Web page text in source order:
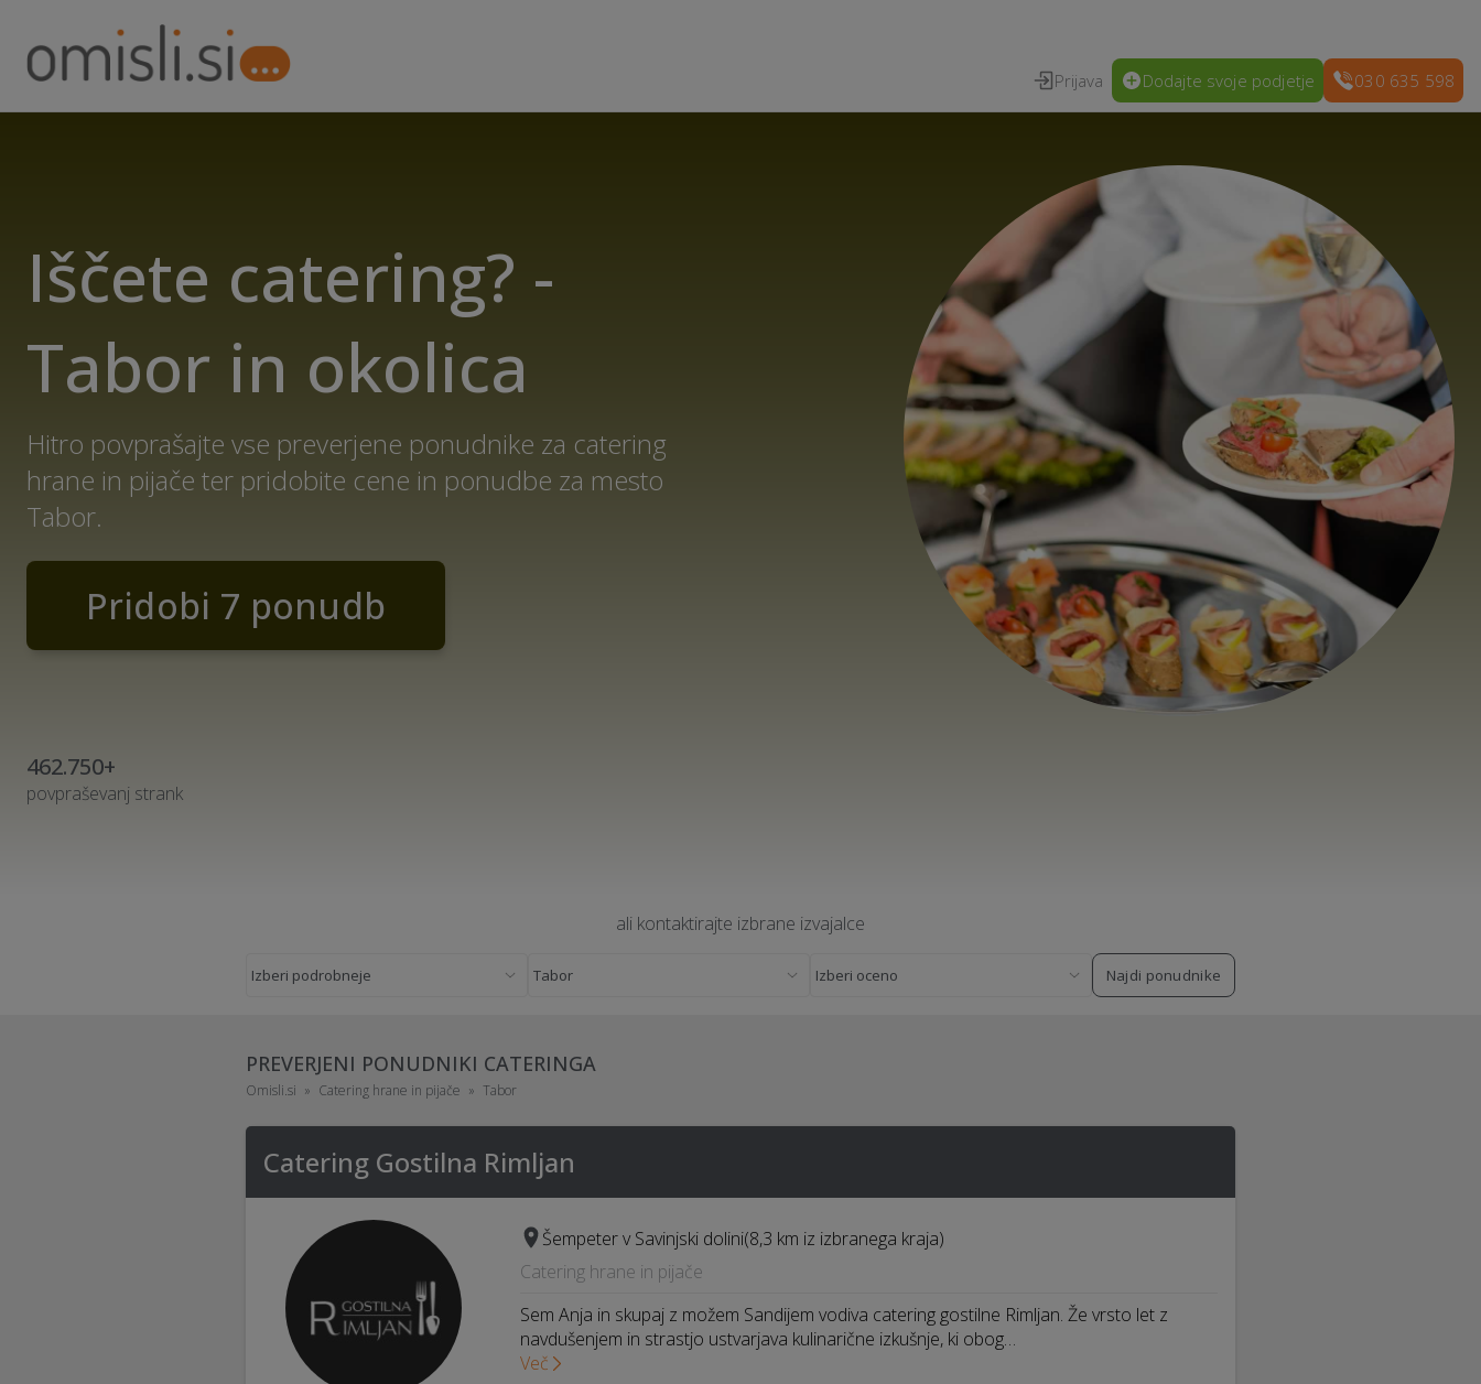
Prijava Dodajte svoje podjetje 030 635 598
Iščete catering? -
Tabor in okolica
Hitro povprašajte vse preverjene ponudnike za catering
hrane in pijače ter pridobite cene in ponudbe za mesto
Tabor.
Pridobi 7 ponudb
462.750+
povpraševanj strank
ali kontaktirajte izbrane izvajalce
Najdi ponudnike
PREVERJENI PONUDNIKI CATERINGA
Omisli.si Catering hrane in pijače Tabor
Catering Gostilna Rimljan
Šempeter v Savinjski dolini(8,3 km iz izbranega kraja)
Catering hrane in pijače
Sem Anja in skupaj z možem Sandijem vodiva catering gostilne Rimljan. Že vrsto let z
navdušenjem in strastjo ustvarjava kulinarične izkušnje, ki obog…
Več